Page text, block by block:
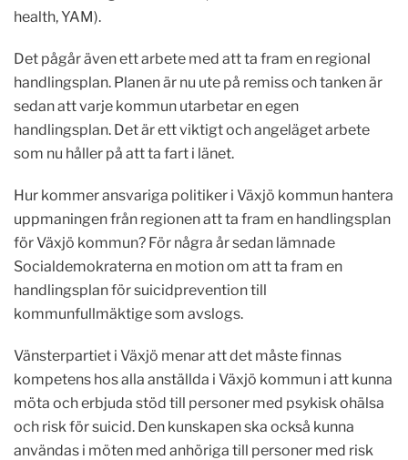
health, YAM).
Det pågår även ett arbete med att ta fram en regional
handlingsplan. Planen är nu ute på remiss och tanken är
sedan att varje kommun utarbetar en egen
handlingsplan. Det är ett viktigt och angeläget arbete
som nu håller på att ta fart i länet.
Hur kommer ansvariga politiker i Växjö kommun hantera
uppmaningen från regionen att ta fram en handlingsplan
för Växjö kommun? För några år sedan lämnade
Socialdemokraterna en motion om att ta fram en
handlingsplan för suicidprevention till
kommunfullmäktige som avslogs.
Vänsterpartiet i Växjö menar att det måste finnas
kompetens hos alla anställda i Växjö kommun i att kunna
möta och erbjuda stöd till personer med psykisk ohälsa
och risk för suicid. Den kunskapen ska också kunna
användas i möten med anhöriga till personer med risk